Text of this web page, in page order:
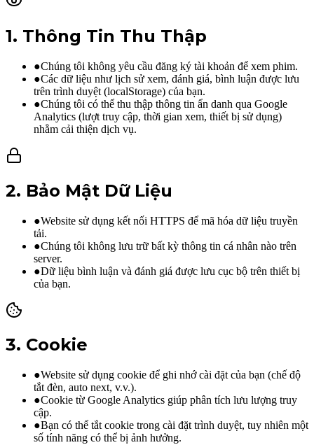
1. Thông Tin Thu Thập
●Chúng tôi không yêu cầu đăng ký tài khoản để xem phim.
●Các dữ liệu như lịch sử xem, đánh giá, bình luận được lưu
trên trình duyệt (localStorage) của bạn.
●Chúng tôi có thể thu thập thông tin ẩn danh qua Google
Analytics (lượt truy cập, thời gian xem, thiết bị sử dụng)
nhằm cải thiện dịch vụ.
2. Bảo Mật Dữ Liệu
●Website sử dụng kết nối HTTPS để mã hóa dữ liệu truyền
tải.
●Chúng tôi không lưu trữ bất kỳ thông tin cá nhân nào trên
server.
●Dữ liệu bình luận và đánh giá được lưu cục bộ trên thiết bị
của bạn.
3. Cookie
●Website sử dụng cookie để ghi nhớ cài đặt của bạn (chế độ
tắt đèn, auto next, v.v.).
●Cookie từ Google Analytics giúp phân tích lưu lượng truy
cập.
●Bạn có thể tắt cookie trong cài đặt trình duyệt, tuy nhiên một
số tính năng có thể bị ảnh hưởng.